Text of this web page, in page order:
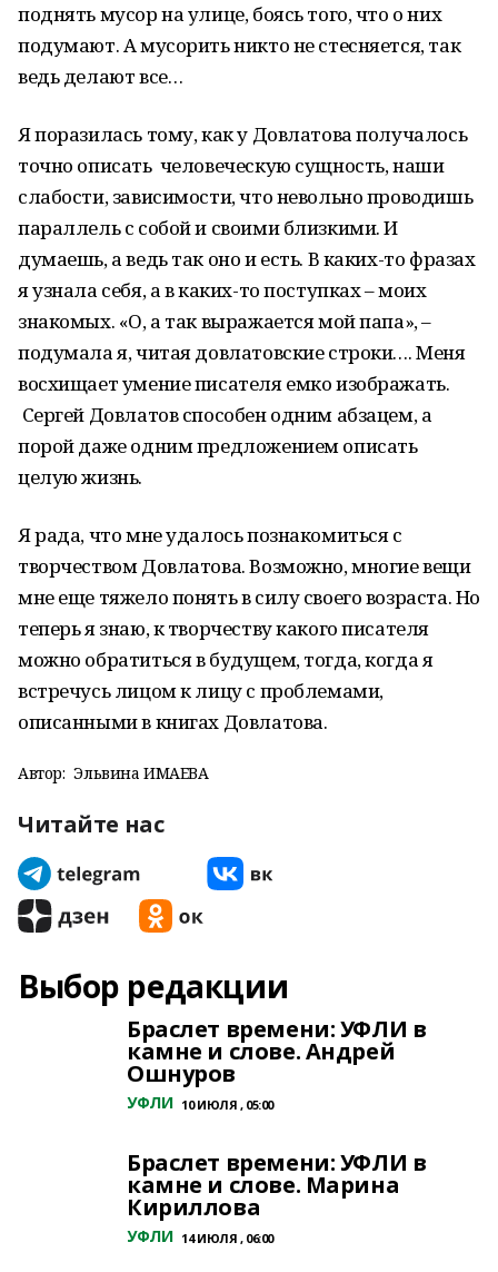
поднять мусор на улице, боясь того, что о них
подумают. А мусорить никто не стесняется, так
ведь делают все…
Я поразилась тому, как у Довлатова получалось
точно описать человеческую сущность, наши
слабости, зависимости, что невольно проводишь
параллель с собой и своими близкими. И
думаешь, а ведь так оно и есть. В каких-то фразах
я узнала себя, а в каких-то поступках – моих
знакомых. «О, а так выражается мой папа», –
подумала я, читая довлатовские строки…. Меня
восхищает умение писателя емко изображать.
Сергей Довлатов способен одним абзацем, а
порой даже одним предложением описать
целую жизнь.
Я рада, что мне удалось познакомиться с
творчеством Довлатова. Возможно, многие вещи
мне еще тяжело понять в силу своего возраста. Но
теперь я знаю, к творчеству какого писателя
можно обратиться в будущем, тогда, когда я
встречусь лицом к лицу с проблемами,
описанными в книгах Довлатова.
Автор: Эльвина ИМАЕВА
Читайте нас
Выбор редакции
Браслет времени: УФЛИ в
камне и слове. Андрей
Ошнуров
УФЛИ 10 ИЮЛЯ , 05:00
Браслет времени: УФЛИ в
камне и слове. Марина
Кириллова
УФЛИ 14 ИЮЛЯ , 06:00